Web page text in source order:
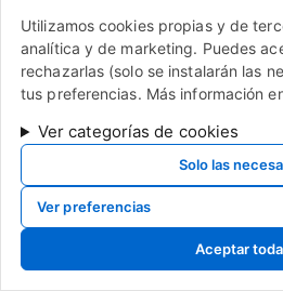
Utilizamos cookies propias y de
analítica y de marketing. Puedes
rechazarlas (solo se instalarán las
tus preferencias. Más información
Ver categorías de cookies
Solo las
Ver preferencias
Aceptar